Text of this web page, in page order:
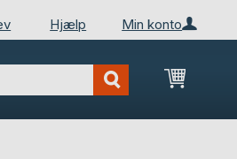
Min konto
Hjælp
Min